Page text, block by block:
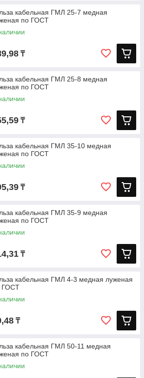
кабельная ГМЛ 25-7 медная
по ГОСТ
₸
кабельная ГМЛ 25-8 медная
по ГОСТ
₸
кабельная ГМЛ 35-10 медная
по ГОСТ
₸
кабельная ГМЛ 35-9 медная
по ГОСТ
₸
кабельная ГМЛ 4-3 медная луженая
ГОСТ
₸
кабельная ГМЛ 50-11 медная
по ГОСТ